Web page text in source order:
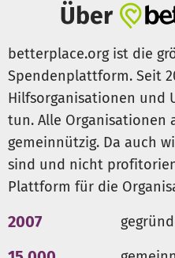
Über
betterplace.org ist die
Spendenplattform. Seit
Hilfsorganisationen und
tun. Alle Organisationen
gemeinnützig. Da auch
sind und nicht
Plattform für die
2007